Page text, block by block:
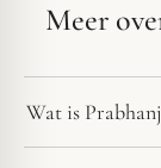
Meer
Wat is